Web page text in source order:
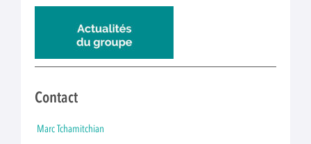
Contact
Marc Tchamitchian